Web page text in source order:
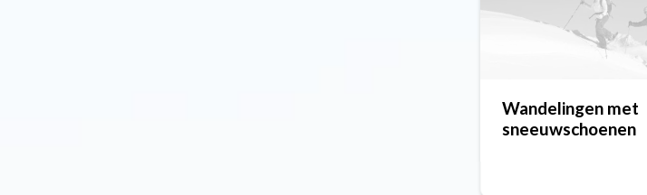
Wandelingen met
sneeuwschoenen